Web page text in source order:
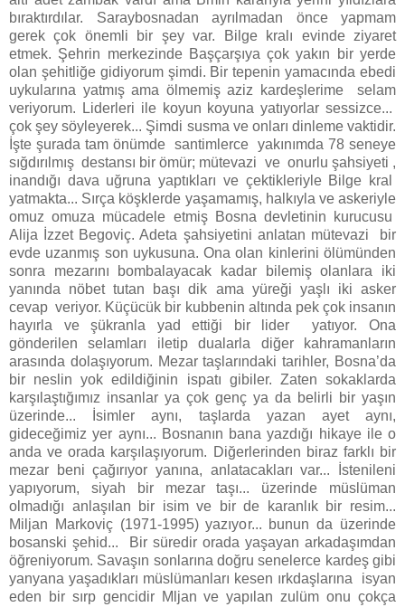
bıraktırdılar. Saraybosnadan ayrılmadan önce yapmam
gerek çok önemli bir şey var. Bilge kralı evinde ziyaret
etmek. Şehrin merkezinde Başçarşıya çok yakın bir yerde
olan şehitliğe gidiyorum şimdi. Bir tepenin yamacında ebedi
uykularına yatmış ama ölmemiş aziz kardeşlerime selam
veriyorum. Liderleri ile koyun koyuna yatıyorlar sessizce...
çok şey söyleyerek... Şimdi susma ve onları dinleme vaktidir.
İşte şurada tam önümde santimlerce yakınımda 78 seneye
sığdırılmış destansı bir ömür; mütevazi ve onurlu şahsiyeti ,
inandığı dava uğruna yaptıkları ve çektikleriyle Bilge kral
yatmakta... Sırça köşklerde yaşamamış, halkıyla ve askeriyle
omuz omuza mücadele etmiş Bosna devletinin kurucusu
Alija İzzet Begoviç. Adeta şahsiyetini anlatan mütevazi bir
evde uzanmış son uykusuna. Ona olan kinlerini ölümünden
sonra mezarını bombalayacak kadar bilemiş olanlara iki
yanında nöbet tutan başı dik ama yüreği yaşlı iki asker
cevap veriyor. Küçücük bir kubbenin altında pek çok insanın
hayırla ve şükranla yad ettiği bir lider yatıyor. Ona
gönderilen selamları iletip dualarla diğer kahramanların
arasında dolaşıyorum. Mezar taşlarındaki tarihler, Bosna’da
bir neslin yok edildiğinin ispatı gibiler. Zaten sokaklarda
karşılaştığımız insanlar ya çok genç ya da belirli bir yaşın
üzerinde... İsimler aynı, taşlarda yazan ayet aynı,
gideceğimiz yer aynı... Bosnanın bana yazdığı hikaye ile o
anda ve orada karşılaşıyorum. Diğerlerinden biraz farklı bir
mezar beni çağırıyor yanına, anlatacakları var... İstenileni
yapıyorum, siyah bir mezar taşı... üzerinde müslüman
olmadığı anlaşılan bir isim ve bir de karanlık bir resim...
Miljan Markoviç (1971-1995) yazıyor... bunun da üzerinde
bosanski şehid... Bir süredir orada yaşayan arkadaşımdan
öğreniyorum. Savaşın sonlarına doğru senelerce kardeş gibi
yanyana yaşadıkları müslümanları kesen ırkdaşlarına isyan
eden bir sırp gencidir Mljan ve yapılan zulüm onu çokça